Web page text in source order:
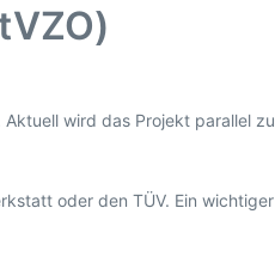
wird das Projekt parallel
oder den TÜV. Ein